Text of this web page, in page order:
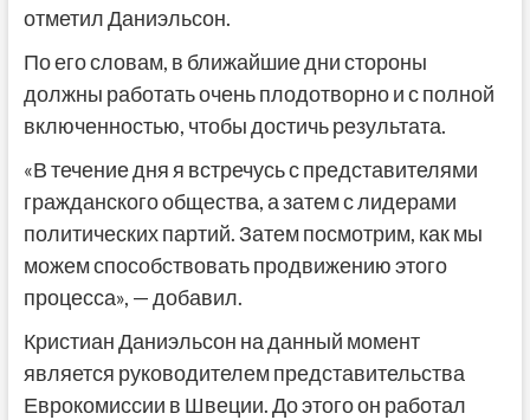
отметил Даниэльсон.
По его словам, в ближайшие дни стороны
должны работать очень плодотворно и с полной
включенностью, чтобы достичь результата.
«В течение дня я встречусь с представителями
гражданского общества, а затем с лидерами
политических партий. Затем посмотрим, как мы
можем способствовать продвижению этого
процесса», — добавил.
Кристиан Даниэльсон на данный момент
является руководителем представительства
Еврокомиссии в Швеции. До этого он работал